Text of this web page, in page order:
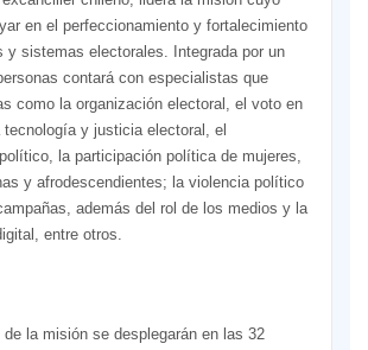
en el perfeccionamiento y fortalecimiento
y sistemas electorales. Integrada por un
contará con especialistas que
como la organización electoral, el voto en
tecnología y justicia electoral, el
la participación política de mujeres,
y afrodescendientes; la violencia político
además del rol de los medios y la
entre otros.
de la misión se desplegarán en las 32